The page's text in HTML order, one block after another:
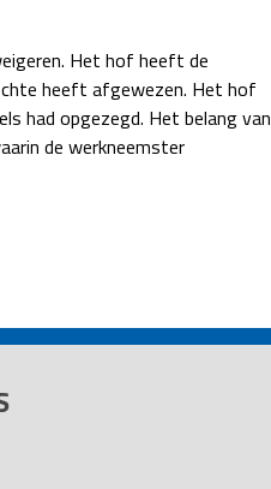
Het hof heeft de
heeft afgewezen. Het hof
had opgezegd. Het belang van
de werkneemster